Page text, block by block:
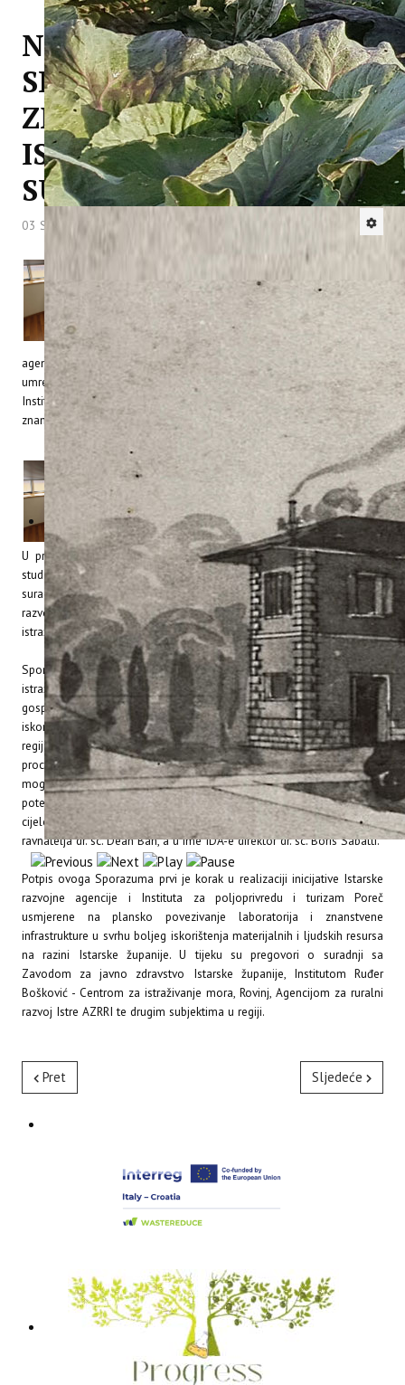
NOVI VRIJEDAN
SPORAZUM O
ZNANSTVENO
ISTRAŽIVAČKOJ
SURADNJI
03 Svibanj 2013 Hitova: 7366
Danas je u prostorijama Istarske razvojne
agencije dr.sc. Dean Ban, v.d. ravnatelja Instituta
potpisao jedan vrlo značajan sporazum o
znanstveno istraživačkoj suradnji. Ovim
sporazumom potpisanim s Istarskom razvojnom
agencijom sve više potvrđujemo značaj znanstveno istraživačkog
umrežavanja i namjeru da u budućnosti još bolje pozicioniramo naš
Institut u okviru izvrsnosti lokalnih, regionalnih i međunarodnih
znanstvenih institucija.
Istarska razvojna Agencija (IDA) d.o.o.
potpisala Sporazum o suradnji s Institutom
za poljoprivredu i turizam Poreč (citirano
priopćenje)
U prostorima Istarske razvojne agencije (IDA) d.o.o., u srijedu 28.
studenog 2012., upriličeno je svečano potpisivanje Sporazuma o
suradnji između Instituta za poljoprivredu i turizam Poreč i Istarske
razvojne agencije (IDA) d.o.o., u sastavu koje djeluje Centar za
istraživanje metala Istarske županije METRIS.
Sporazumom o suradnji želi se potaknuti razvoj znanstveno
istraživačke i obrazovne djelatnosti te ojačati suradnja s
gospodarskim sektorom u regiji. Zajednički cijevi potpisnika su bolje
iskorištenje ljudskih i materijalnih znanstvenoistraživačkih resursa u
regiji, jačanje uloge visokog obrazovanja i stručnog usavršavanja u
procesu inovacija, povećanje mobilnosti istraživača, povećanje
mogućnosti za razvoj i prijenos inovacija, razvoj djelatnosti i ljudskih
potencijala u području biotehničkih, prirodnih i tehničkih znanosti te
cijelo-životno učenje. Ugovor su u ime Instituta potpisati v.d.
ravnatelja dr. sc. Dean Ban, a u ime IDA-e direktor dr. sc. Boris Sabatti.
Potpis ovoga Sporazuma prvi je korak u realizaciji inicijative Istarske
razvojne agencije i Instituta za poljoprivredu i turizam Poreč
usmjerene na plansko povezivanje laboratorija i znanstvene
infrastrukture u svrhu boljeg iskorištenja materijalnih i ljudskih resursa
na razini Istarske županije. U tijeku su pregovori o suradnji sa
Zavodom za javno zdravstvo Istarske županije, Institutom Ruđer
Bošković - Centrom za istraživanje mora, Rovinj, Agencijom za ruralni
razvoj Istre AZRRI te drugim subjektima u regiji.
Pret Sljedeće